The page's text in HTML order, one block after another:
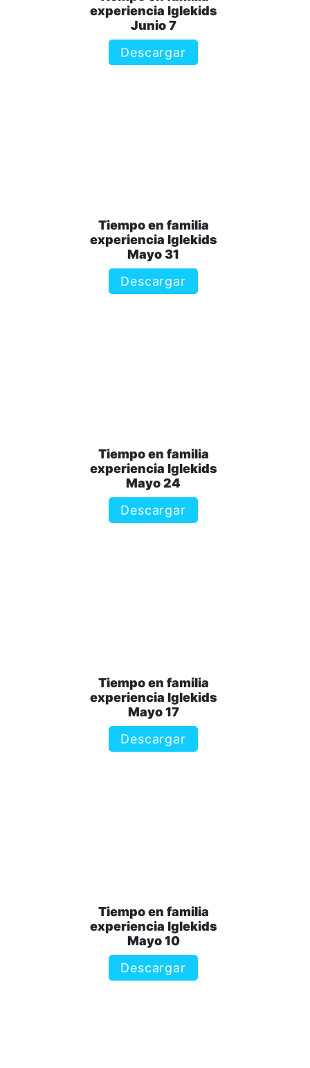
experiencia Iglekids
Junio 7
Descargar
Tiempo en familia
experiencia Iglekids
Mayo 31
Descargar
Tiempo en familia
experiencia Iglekids
Mayo 24
Descargar
Tiempo en familia
experiencia Iglekids
Mayo 17
Descargar
Tiempo en familia
experiencia Iglekids
Mayo 10
Descargar